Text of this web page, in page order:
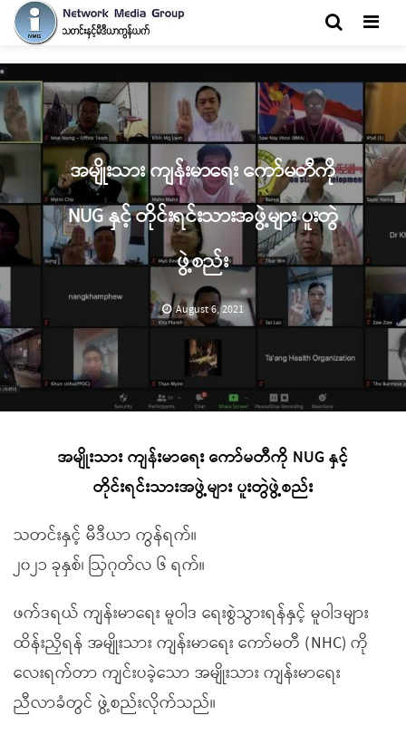
အမျိုးသား ကျန်းမာရေး ကော်မတီကို
NUG နှင့် တိုင်းရင်းသားအဖွဲ့များ ပူးတွဲ
ဖွဲ့စည်း
August 6, 2021
အမျိုးသား ကျန်းမာရေး ကော်မတီကို NUG နှင့်
တိုင်းရင်းသားအဖွဲ့များ ပူးတွဲဖွဲ့စည်း
သတင်းနှင့် မီဒီယာ ကွန်ရက်။
၂၀၂၁ ခုနှစ်၊ ဩဂုတ်လ ၆ ရက်။
ဖက်ဒရယ် ကျန်းမာရေး မူဝါဒ ရေးစွဲသွားရန်နှင့် မူဝါဒများ
ထိန်းညှိရန် အမျိုးသား ကျန်းမာရေး ကော်မတီ (NHC) ကို
လေးရက်တာ ကျင်းပခဲ့သော အမျိုးသား ကျန်းမာရေး
ညီလာခံတွင် ဖွဲ့စည်းလိုက်သည်။